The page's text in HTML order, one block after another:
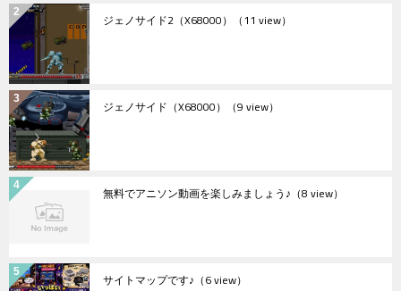
ジェノサイド2（X68000） （11 view）
ジェノサイド（X68000） （9 view）
無料でアニソン動画を楽しみましょう♪ （8 view）
サイトマップです♪ （6 view）